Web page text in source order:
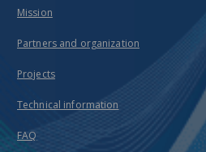
Mission
Partners and organization
Projects
Technical information
FAQ